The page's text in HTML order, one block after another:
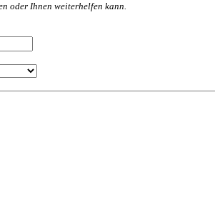
oder Ihnen weiterhelfen kann.